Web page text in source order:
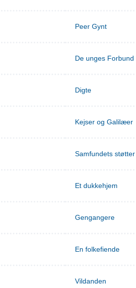
Peer Gynt
De unges Forbund
Digte
Kejser og Galilæer
Samfundets støtter
Et dukkehjem
Gengangere
En folkefiende
Vildanden